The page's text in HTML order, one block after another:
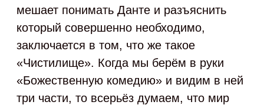
мешает понимать Данте и разъяснить
который совершенно необходимо,
заключается в том, что же такое
«Чистилище». Когда мы берём в руки
«Божественную комедию» и видим в ней
три части, то всерьёз думаем, что мир